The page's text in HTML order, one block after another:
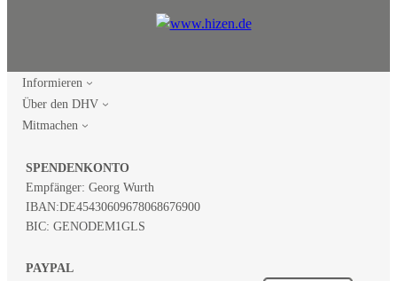
Informieren
Über den DHV
Mitmachen
SPENDENKONTO
Empfänger: Georg Wurth
IBAN:DE45430609678068676900
BIC: GENODEM1GLS
PAYPAL